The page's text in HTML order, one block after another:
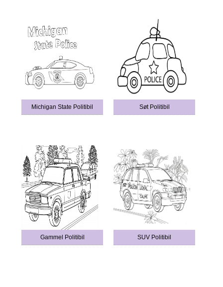
Michigan State Politibil Søt Politibil
Gammel Politibil SUV Politibil